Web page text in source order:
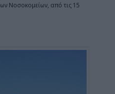
Νοσοκομείων, από τις 15